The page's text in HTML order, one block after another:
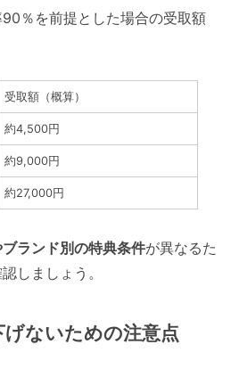
％を前提とした場合の受取額
受取額（概算）
約4,500円
約9,000円
約27,000円
ランド別の特典条件が異なるた
しましょう。
ないための注意点